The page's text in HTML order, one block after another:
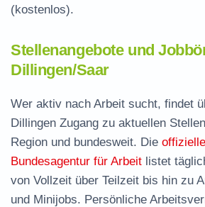
(kostenlos).
Stellenangebote und
Dillingen/Saar
Wer aktiv nach Arbeit sucht, findet
Dillingen Zugang zu aktuellen
Region und bundesweit. Die
Bundesagentur für Arbeit listet
von Vollzeit über Teilzeit bis hin zu
und Minijobs. Persönliche